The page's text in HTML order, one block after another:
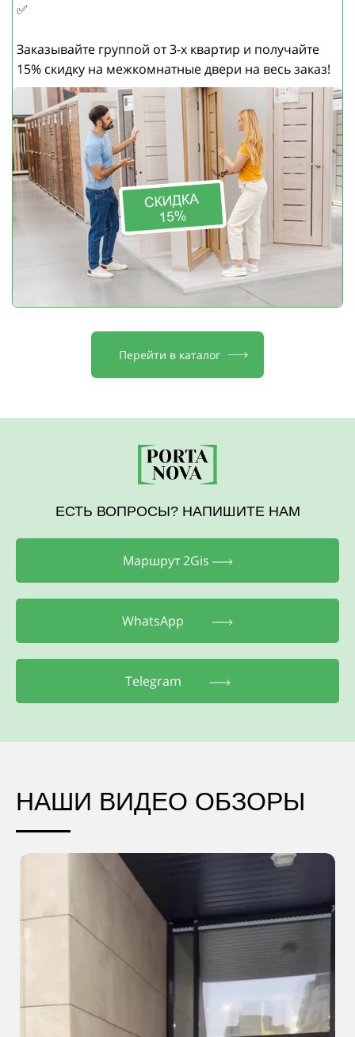
✅
Заказывайте группой от 3-х квартир и получайте
15% скидку на межкомнатные двери на весь заказ!
Перейти в каталог
ЕСТЬ ВОПРОСЫ? НАПИШИТЕ НАМ
Маршрут 2Gis
WhatsApp
Telegram
НАШИ ВИДЕО ОБЗОРЫ